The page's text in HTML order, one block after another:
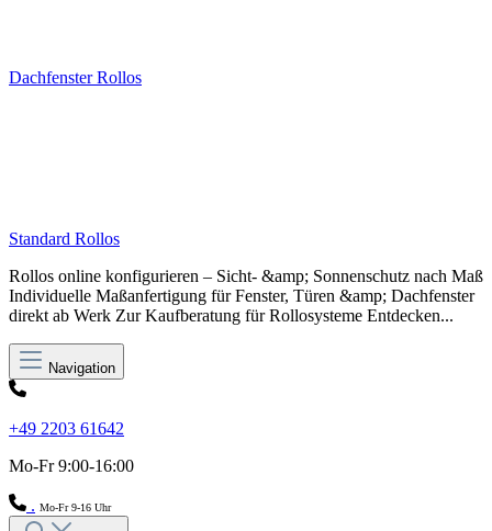
Dachfenster Rollos
Standard Rollos
Rollos online konfigurieren – Sicht- &amp; Sonnenschutz nach Maß
Individuelle Maßanfertigung für Fenster, Türen &amp; Dachfenster
direkt ab Werk Zur Kaufberatung für Rollosysteme Entdecken...
Navigation
+49 2203 61642
Mo-Fr 9:00-16:00
. Mo-Fr 9-16 Uhr